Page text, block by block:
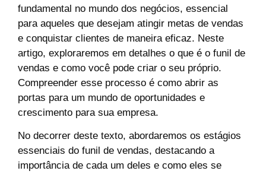
fundamental no mundo dos negócios, essencial
para aqueles que desejam atingir metas de vendas
e conquistar clientes de maneira eficaz. Neste
artigo, exploraremos em detalhes o que é o funil de
vendas e como você pode criar o seu próprio.
Compreender esse processo é como abrir as
portas para um mundo de oportunidades e
crescimento para sua empresa.
No decorrer deste texto, abordaremos os estágios
essenciais do funil de vendas, destacando a
importância de cada um deles e como eles se